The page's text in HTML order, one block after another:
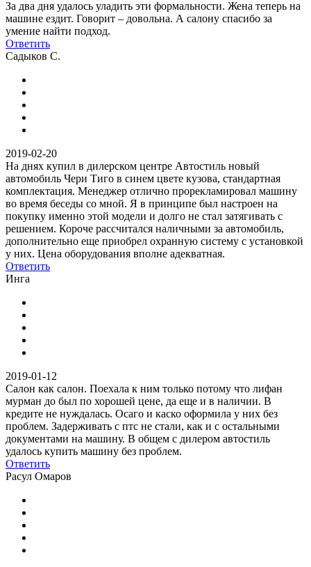
За два дня удалось уладить эти формальности. Жена теперь на
машине ездит. Говорит – довольна. А салону спасибо за
умение найти подход.
Ответить
Садыков С.
2019-02-20
На днях купил в дилерском центре Автостиль новый
автомобиль Чери Тиго в синем цвете кузова, стандартная
комплектация. Менеджер отлично прорекламировал машину
во время беседы со мной. Я в принципе был настроен на
покупку именно этой модели и долго не стал затягивать с
решением. Короче рассчитался наличными за автомобиль,
дополнительно еще приобрел охранную систему с установкой
у них. Цена оборудования вполне адекватная.
Ответить
Инга
2019-01-12
Салон как салон. Поехала к ним только потому что лифан
мурман до был по хорошей цене, да еще и в наличии. В
кредите не нуждалась. Осаго и каско оформила у них без
проблем. Задерживать с птс не стали, как и с остальными
документами на машину. В общем с дилером автостиль
удалось купить машину без проблем.
Ответить
Расул Омаров